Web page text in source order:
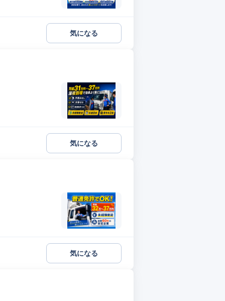
気になる
気になる
気になる